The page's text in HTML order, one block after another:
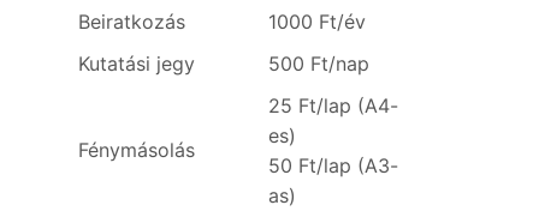
Beiratkozás
1000 Ft/év
Kutatási jegy
500 Ft/nap
Fénymásolás
25 Ft/lap (A4-
es)
50 Ft/lap (A3-
as)